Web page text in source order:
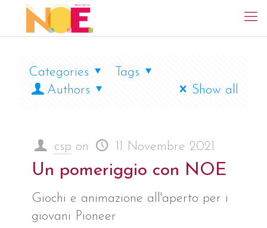
Categories
Tags
Authors
Show all
csp on 11 Novembre 2021
Un pomeriggio con NOE
Giochi e animazione all'aperto per i
giovani Pioneer